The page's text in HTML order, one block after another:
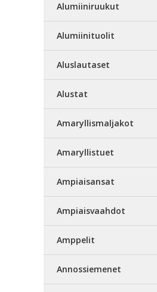
Alumiiniruukut
Alumiinituolit
Aluslautaset
Alustat
Amaryllismaljakot
Amaryllistuet
Ampiaisansat
Ampiaisvaahdot
Amppelit
Annossiemenet